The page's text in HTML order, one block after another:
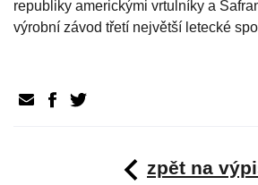
republiky americkými vrtulníky a
výrobní závod třetí největší letecké
zpět na